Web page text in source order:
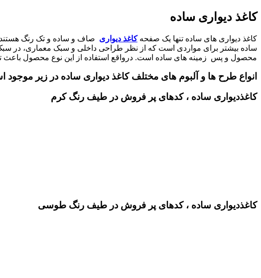
کاغذ دیواری ساده
کاغذ دیواری های ساده تنها یک صفحهکاغذ دیواری صاف و ساده و تک رنگ
ساده بیشتر برای مواردی است که از نظر طراحی داخلی و سبک معماری، در سبک
محصول و پس زمینه های ساده است. درواقع استفاده از این نوع محصول باعث
انواع طرح ها و آلبوم های مختلف کاغذ دیواری ساده در زیر
کاغذدیواری ساده ، کدهای پر فروش در طیف رنگ کرم
کاغذدیواری ساده ، کدهای پر فروش در طیف رنگ طوسی